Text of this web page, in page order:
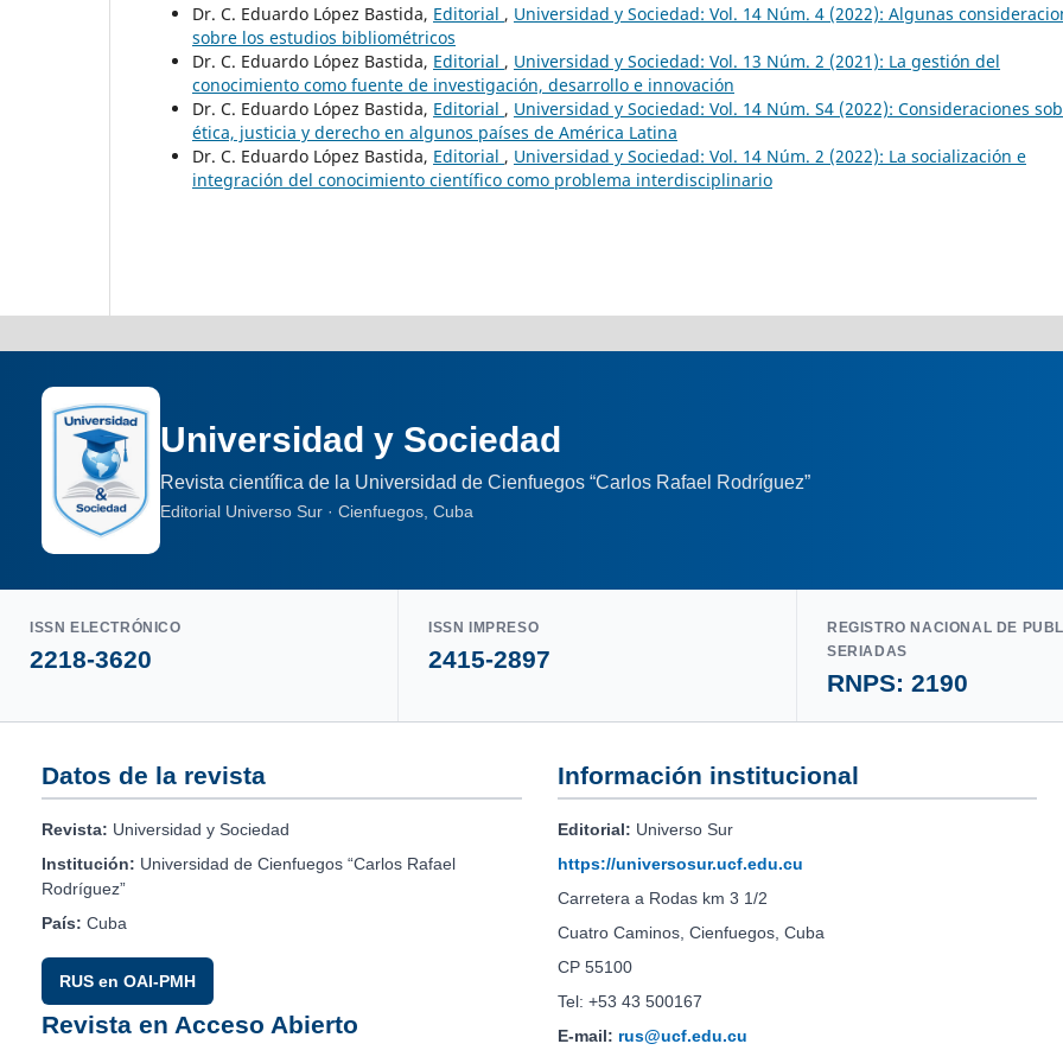
Dr. C. Eduardo López Bastida, Editorial , Universidad y Sociedad: Vol. 14 Núm. 4 (2022): Algunas
sobre los estudios bibliométricos
Dr. C. Eduardo López Bastida, Editorial , Universidad y Sociedad: Vol. 13 Núm. 2 (2021): La gestión del
conocimiento como fuente de investigación, desarrollo e innovación
Dr. C. Eduardo López Bastida, Editorial , Universidad y Sociedad: Vol. 14 Núm. S4 (2022): Consideraciones
ética, justicia y derecho en algunos países de América Latina
Dr. C. Eduardo López Bastida, Editorial , Universidad y Sociedad: Vol. 14 Núm. 2 (2022): La socialización e
integración del conocimiento científico como problema interdisciplinario
Universidad y Sociedad
Revista científica de la Universidad de Cienfuegos “Carlos Rafael Rodríguez”
Editorial Universo Sur · Cienfuegos, Cuba
ISSN ELECTRÓNICO
2218-3620
ISSN IMPRESO
2415-2897
REGISTRO NACIONAL DE
SERIADAS
RNPS: 2190
Datos de la revista
Revista: Universidad y Sociedad
Institución: Universidad de Cienfuegos “Carlos Rafael
Rodríguez”
País: Cuba
RUS en OAI-PMH
Revista en Acceso Abierto
Información institucional
Editorial: Universo Sur
https://universosur.ucf.edu.cu
Carretera a Rodas km 3 1/2
Cuatro Caminos, Cienfuegos, Cuba
CP 55100
Tel: +53 43 500167
E-mail: rus@ucf.edu.cu